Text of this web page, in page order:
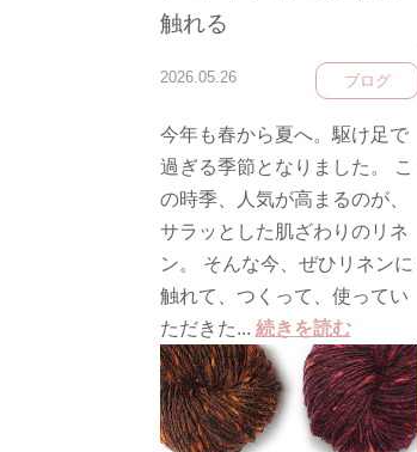
触れる
2026.05.26 ブログ
今年も春から夏へ。駆け足で
過ぎる季節となりました。 こ
の時季、人気が高まるのが、
サラッとした肌ざわりのリネ
ン。 そんな今、ぜひリネンに
触れて、つくって、使ってい
ただきた... 続きを読む